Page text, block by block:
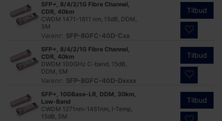
SFP+, 8/4/2/1G Fibre Channel,
CDR, 40km
CWDM 1471-1611 nm, 15dB, DDM,
SM
Varenr: SFP-8GFC-40D-Cxx
Tilbud
SFP+, 8/4/2/1G Fibre Channel,
CDR, 40km
DWDM 100GHz C-band, 15dB,
DDM, SM
Varenr: SFP-8GFC-40D-Dxxxx
Tilbud
SFP+, 10GBase-LR, DDM, 30km,
Low-Band
CWDM 1271nm-1451nm, I-Temp,
15dB, SM
Tilbud